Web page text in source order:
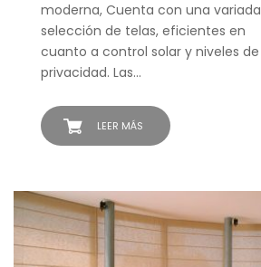
LEER MÁS
moderna, Cuenta con una variada
selección de telas, eficientes en
cuanto a control solar y niveles de
privacidad. Las…